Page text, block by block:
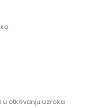
otkrivanju uzroka